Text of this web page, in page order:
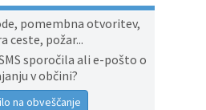
pomembna otvoritev,
ceste, požar...
sporočila ali e-pošto o
v občini?
na obveščanje